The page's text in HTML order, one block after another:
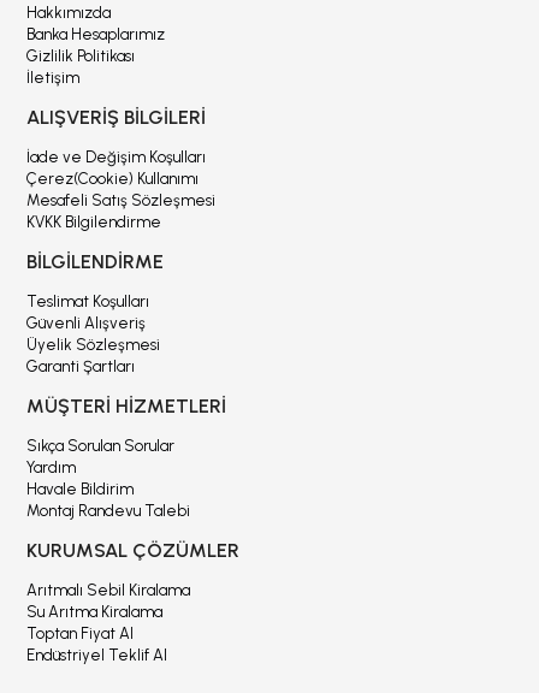
Hakkımızda
Banka Hesaplarımız
Gizlilik Politikası
İletişim
ALIŞVERİŞ BİLGİLERİ
İade ve Değişim Koşulları
Çerez(Cookie) Kullanımı
Mesafeli Satış Sözleşmesi
KVKK Bilgilendirme
BİLGİLENDİRME
Teslimat Koşulları
Güvenli Alışveriş
Üyelik Sözleşmesi
Garanti Şartları
MÜŞTERİ HİZMETLERİ
Sıkça Sorulan Sorular
Yardım
Havale Bildirim
Montaj Randevu Talebi
KURUMSAL ÇÖZÜMLER
Arıtmalı Sebil Kiralama
Su Arıtma Kiralama
Toptan Fiyat Al
Endüstriyel Teklif Al